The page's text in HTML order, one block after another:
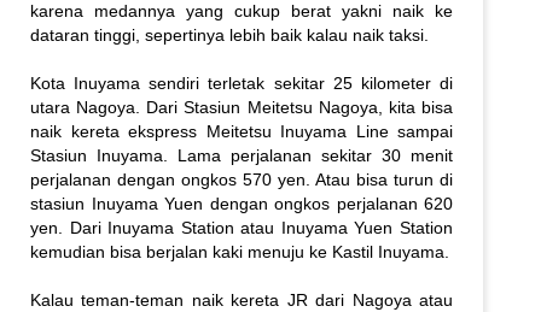
karena medannya yang cukup berat yakni naik ke
dataran tinggi, sepertinya lebih baik kalau naik taksi.
Kota Inuyama sendiri terletak sekitar 25 kilometer di
utara Nagoya. Dari Stasiun Meitetsu Nagoya, kita bisa
naik kereta ekspress Meitetsu Inuyama Line sampai
Stasiun Inuyama. Lama perjalanan sekitar 30 menit
perjalanan dengan ongkos 570 yen. Atau bisa turun di
stasiun Inuyama Yuen dengan ongkos perjalanan 620
yen. Dari Inuyama Station atau Inuyama Yuen Station
kemudian bisa berjalan kaki menuju ke Kastil Inuyama.
Kalau teman-teman naik kereta JR dari Nagoya atau